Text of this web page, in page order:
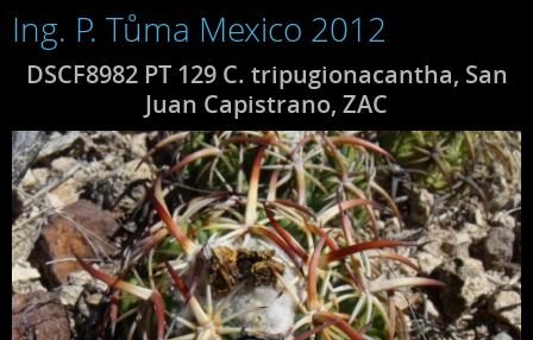
Ing. P. Tůma Mexico 2012
DSCF8982 PT 129 C. tripugionacantha, San
Juan Capistrano, ZAC